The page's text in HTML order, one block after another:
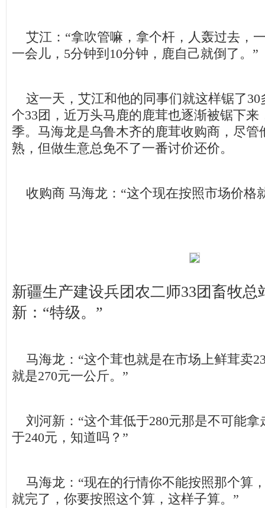
艾江：“拿吹管嘛，拿个杆，人轰过去，
一会儿，5分钟到10分钟，鹿自己就倒了。”
这一天，艾江和他的同事们就这样锯了30
个33团，近万头马鹿的鹿茸也逐渐被锯下来
季。马海龙是乌鲁木齐的鹿茸收购商，尽管
熟，但做生意总免不了一番讨价还价。
收购商 马海龙：“这个现在按照市场价格
新疆生产建设兵团农二师33团畜牧总
新：“特级。”
马海龙：“这个茸也就是在市场上鲜茸卖
就是270元一公斤。”
刘河新：“这个茸低于280元那是不可能拿
于240元，知道吗？”
马海龙：“现在的行情你不能按照那个算
就完了，你要按照这个算，这样子算。”